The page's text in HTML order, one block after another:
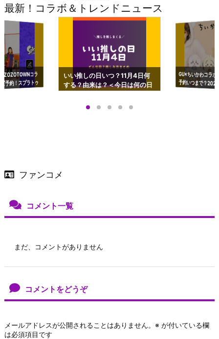
最新！コラボ＆トレンドニュース
コラ
予約！スプラトゥ
ップも渋谷Hz
いい推しの日いつ？11月4日何
する？由来は？＜今日は何の日
GU×ちいかわコラ
予約いつまで？
ーチやショルダー
ファンコメ
コメント一覧
まだ、コメントがありません
コメントをどうぞ
メールアドレスが公開されることはありません。 ※ が付いている欄
は必須項目です